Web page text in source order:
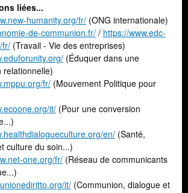
liées...
humanity.org/fr/(ONG internationale)
de-communion.fr// https://www.edc-
fr/(Travail - Vie des entreprises)
(Éduquer dans une
relationnelle)
fr/(Mouvement Politique pour
it/(Pour une conversion
en/(Santé,
culture du soin...)
one.org/fr/(Réseau de communicants
it/(Communion, dialogue et